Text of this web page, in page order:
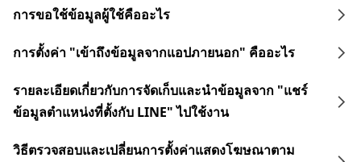
การขอใช้ข้อมูลผู้ใช้คืออะไร
การตั้งค่า "เข้าถึงข้อมูลจากแอปภายนอก" คืออะไร
รายละเอียดเกี่ยวกับการจัดเก็บและนำข้อมูลจาก "แชร์
ข้อมูลตำแหน่งที่ตั้งกับ LINE" ไปใช้งาน
วิธีตรวจสอบและเปลี่ยนการตั้งค่าแสดงโฆษณาตาม